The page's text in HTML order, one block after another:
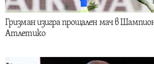
Гризман изигра прощален мач в
Атлетико